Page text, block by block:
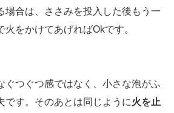
場合は、ささみを投入した後もう一
をかけてあげればOkです。
ぐつぐつ感ではなく、小さな泡がふ
です。そのあとは同じように火を止